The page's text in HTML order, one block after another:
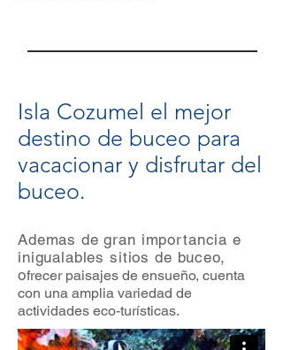
Isla Cozumel el mejor
destino de buceo para
vacacionar y disfrutar del
buceo.
Ademas de gran importancia e
inigualables sitios de buceo,
ofrecer paisajes de ensueño, cuenta
con una amplia variedad de
actividades eco-turísticas.